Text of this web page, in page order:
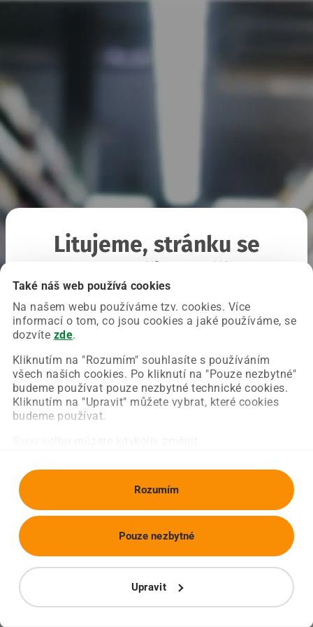
Také náš web používá cookies
Na našem webu používáme tzv. cookies. Více
informací o tom, co jsou cookies a jaké používáme, se
dozvíte zde.
Kliknutím na "Rozumím" souhlasíte s používáním
všech našich cookies. Po kliknutí na "Pouze nezbytné"
budeme používat pouze nezbytné technické cookies.
Kliknutím na "Upravit" můžete vybrat, které cookies
budeme používat.
Rozumím
Upravit
Pouze nezbytné
Litujeme, stránku se
Chyba nastala na naší straně a už ji opravujeme.
Zkuste prosím znovu načíst požadovanou stránku.
Obnovit stránku Úvodní strana